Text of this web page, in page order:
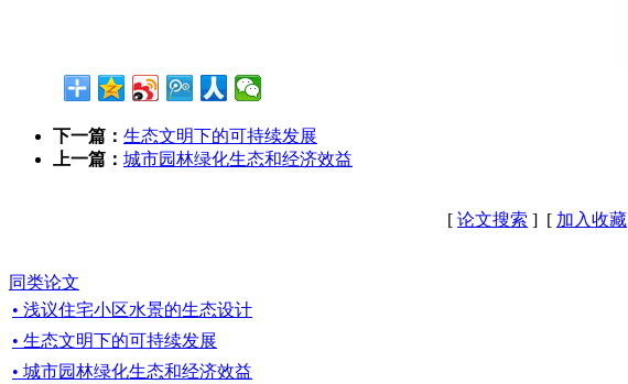
下一篇： 生态文明下的可持续发展
上一篇： 城市园林绿化生态和经济效益
[ 论文搜索 ] [ 加入收藏
同类论文
• 浅议住宅小区水景的生态设计
• 生态文明下的可持续发展
• 城市园林绿化生态和经济效益